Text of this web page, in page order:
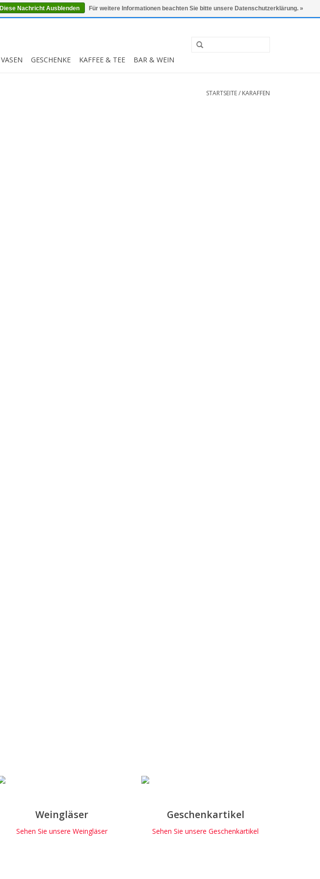
0 Artikel - €0,00 Mein Konto / Kundenkonto anlegen
VASEN GESCHENKE KAFFEE & TEE BAR & WEIN
STARTSEITE/ KARAFFEN
Weingläser
Sehen Sie unsere Weingläser
Geschenkartikel
Sehen Sie unsere Geschenkartikel
Diese Nachricht Ausblenden Für weitere Informationen beachten Sie bitte unsere Datenschutzerklärung. »